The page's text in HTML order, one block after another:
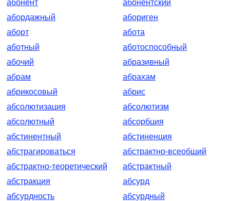
абонент
абонентский
абордажный
абориген
аборт
абота
аботный
аботоспособный
абочий
абразивный
абрам
абрахам
абрикосовый
абрис
абсолютизация
абсолютизм
абсолютный
абсорбция
абстинентный
абстиненция
абстрагироваться
абстрактно-всеобщий
абстрактно-теоретический
абстрактный
абстракция
абсурд
абсурдность
абсурдный